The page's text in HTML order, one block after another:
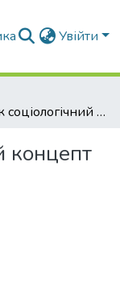
Увійти
Житло як соціологічний концепт
концепт